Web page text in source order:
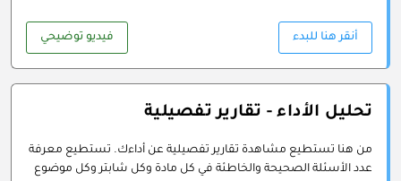
أنقر هنا للبدء فيديو توضيحي
تحليل الأداء - تقارير تفصيلية
من هنا تستطيع مشاهدة تقارير تفصيلية عن أداءك. تستطيع معرفة
عدد الأسئلة الصحيحة والخاطئة في كل مادة وكل شابتر وكل موضوع